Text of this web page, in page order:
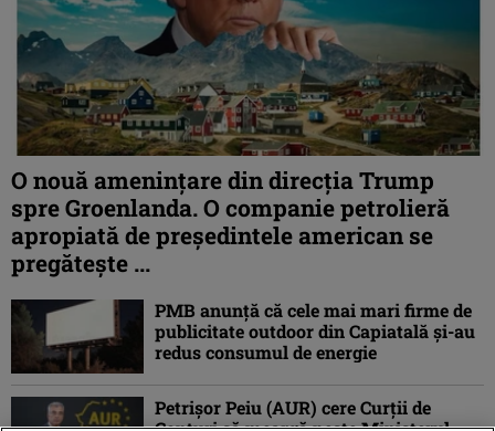
O nouă amenințare din direcția Trump
spre Groenlanda. O companie petrolieră
apropiată de președintele american se
pregătește ...
PMB anunță că cele mai mari firme de
publicitate outdoor din Capiatală și-au
redus consumul de energie
Petrişor Peiu (AUR) cere Curții de